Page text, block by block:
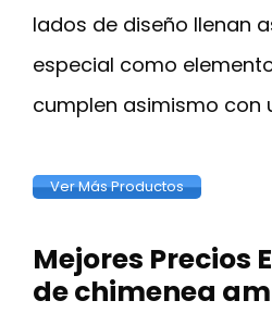
lados de diseño llenan
especial como
cumplen asimismo con
Ver Más Productos
Mejores Precios
de chimenea